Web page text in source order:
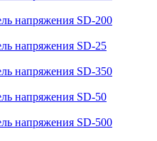
напряжения SD-200
напряжения SD-25
напряжения SD-350
напряжения SD-50
напряжения SD-500